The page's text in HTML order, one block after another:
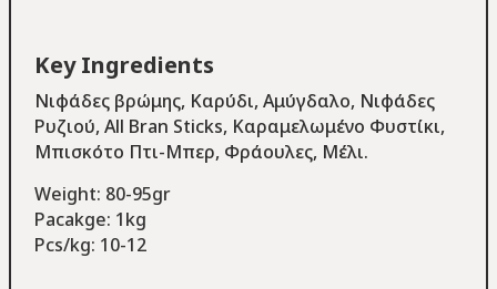
Key Ingredients
Νιφάδες βρώμης, Καρύδι, Αμύγδαλο, Νιφάδες
Ρυζιού, All Bran Sticks, Καραμελωμένο Φυστίκι,
Μπισκότο Πτι-Μπερ, Φράουλες, Μέλι.
Weight: 80-95gr
Pacakge: 1kg
Pcs/kg: 10-12